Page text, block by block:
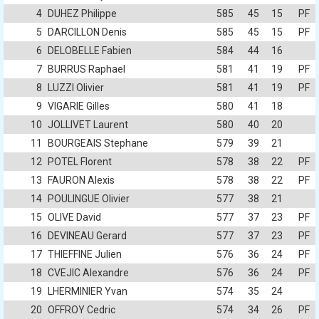
4
DUHEZ Philippe 585 45 15
PF
5
DARCILLON Denis 585 45 15
PF
6
DELOBELLE Fabien 584 44
16
7
BURRUS Raphael 581 41 19
PF
8
LUZZI Olivier 581 41 19
PF
9 VIGARIE Gilles 580 41
18
10 JOLLIVET Laurent 580 40
20
11
BOURGEAIS Stephane 579 39
21
12
POTEL Florent 578 38 22
PF
13
FAURON Alexis 578 38 22
PF
14
POULINGUE Olivier 577 38
21
15 OLIVE David 577 37 23
PF
16
DEVINEAU Gerard 577 37 23
PF
17 THIEFFINE Julien 576 36 24
PF
18 CVEJIC Alexandre 576 36 24
PF
19
LHERMINIER Yvan 574 35
24
20 OFFROY Cedric 574 34 26 PF